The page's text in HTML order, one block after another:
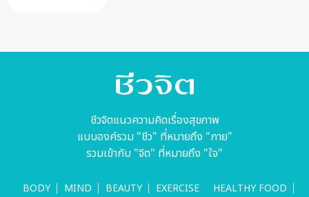
ชีวจิตแนวความคิดเรื่องสุขภาพ
แบบองค์รวม "ชีว" ที่หมายถึง "กาย"
รวมเข้ากับ "จิต" ที่หมายถึง "ใจ"
BODY MIND BEAUTY EXERCISE
HEALTHY FOOD